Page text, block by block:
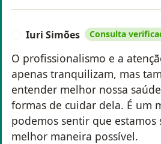
Iuri Simões Consulta
O profissionalismo e a
apenas tranquilizam, mas
entender melhor nossa
formas de cuidar dela. É um
podemos sentir que estamos
melhor maneira possível.